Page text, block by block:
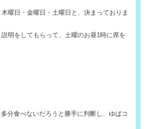
曜日・金曜日・土曜日と、決まっておりま
明をしてもらって、土曜のお昼1時に席を
分食べないだろうと勝手に判断し、ゆばコ